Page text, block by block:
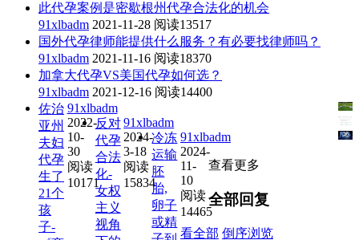
此代孕案例是密歇根州代孕合法化的机会
91xlbadm 2021-11-28 阅读13517
国外代孕律师能提供什么服务？有必要找律师吗？
91xlbadm 2021-11-16 阅读18370
加拿大代孕VS美国代孕如何选？
91xlbadm 2021-12-16 阅读14400
佐治
亚州
夫妇
代孕
生了
21个
孩
子-
91xlbadm
2022-
10-
30
阅读
10171
反对
代孕
合法
化-
女权
主义
视角
91xlbadm
2024-
3-18
阅读
15834
冷冻
运输
胚
胎,
卵子
或精
91xlbadm
2024-
11-
10
阅读
14465
查看更多
全部回复
看全部 倒序浏览